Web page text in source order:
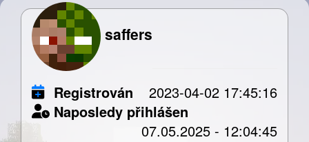
saffers
Registrován
2023-04-02 17:45:16
Naposledy přihlášen
07.05.2025 - 12:04:45